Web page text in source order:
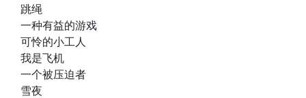
跳绳
一种有益的游戏
可怜的小工人
我是飞机
一个被压迫者
雪夜